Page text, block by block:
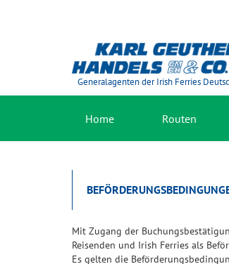
Generalagenten der Irish Ferries
Home Routen
Mit Zugang der
Reisenden und Irish Ferries als
Es gelten die